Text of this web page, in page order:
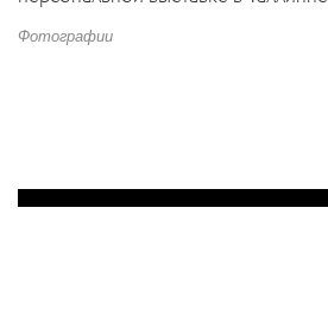
Фотографии